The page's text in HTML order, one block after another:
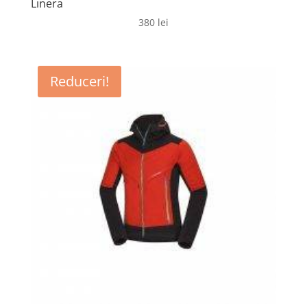
Linera
380 lei
Reduceri!